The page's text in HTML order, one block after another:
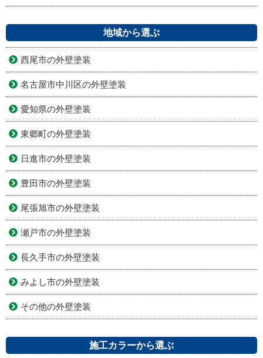
地域から選ぶ
西尾市の外壁塗装
名古屋市中川区の外壁塗装
愛知県の外壁塗装
東郷町の外壁塗装
日進市の外壁塗装
豊田市の外壁塗装
尾張旭市の外壁塗装
瀬戸市の外壁塗装
長久手市の外壁塗装
みよし市の外壁塗装
その他の外壁塗装
施工カラーから選ぶ